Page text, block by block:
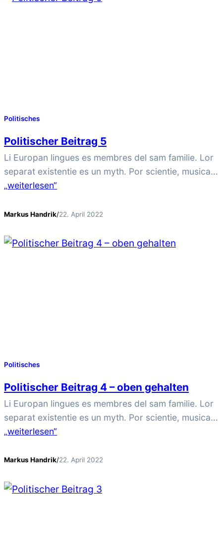
vor Kurzem erst wieder von sich Reden machte,
Politisches
Politischer Beitrag 5
Li Europan lingues es membres del sam familie. Lor
separat existentie es un myth. Por scientie, musica,
sport etc, litot Europa usa li sam vocabular. Li
pronunciation e li plu commun vocabules. Omnicos
refusa continuar payar custosi traductores. At…
„weiterlesen“
Markus Handrik/22. April 2022
Politisches
Politischer Beitrag 4 – oben gehalten
Li Europan lingues es membres del sam familie. Lor
separat existentie es un myth. Por scientie, musica,
sport etc, litot Europa usa li sam vocabular. Li
pronunciation e li plu commun vocabules. Omnicos
refusa continuar payar custosi traductores. At…
„weiterlesen“
Markus Handrik/22. April 2022